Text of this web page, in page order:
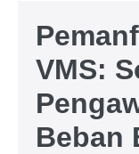
VMS:
Beban